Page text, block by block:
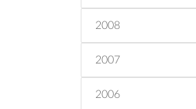
2008
2007
2006